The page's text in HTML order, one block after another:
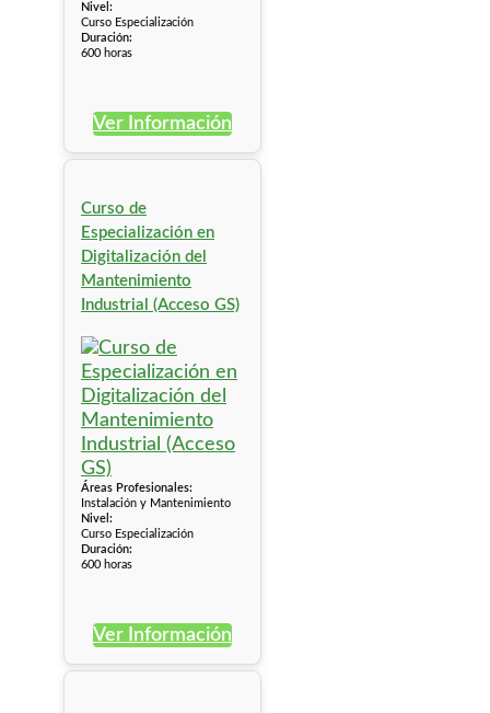
Nivel:
Curso Especialización
Duración:
600 horas
Ver Información
Curso de
Especialización en
Digitalización del
Mantenimiento
Industrial (Acceso GS)
Áreas Profesionales:
Instalación y Mantenimiento
Nivel:
Curso Especialización
Duración:
600 horas
Ver Información